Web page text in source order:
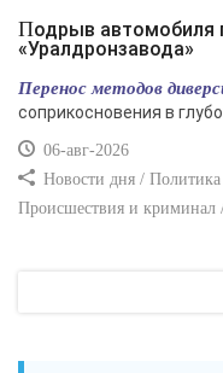
Подрыв автомобиля гендиректора
«Уралдронзавода»
Перенос методов
соприкосновения в
06-авг-2026
Новости дня /
Происшествия и криминал